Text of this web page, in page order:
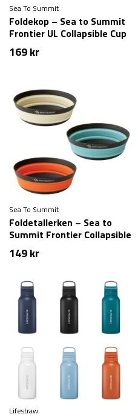
Sea To Summit
Foldekop – Sea to Summit
Frontier UL Collapsible Cup
169kr
Sea To Summit
Foldetallerken – Sea to
Summit Frontier Collapsible
Bowl – Medium
149kr
Lifestraw